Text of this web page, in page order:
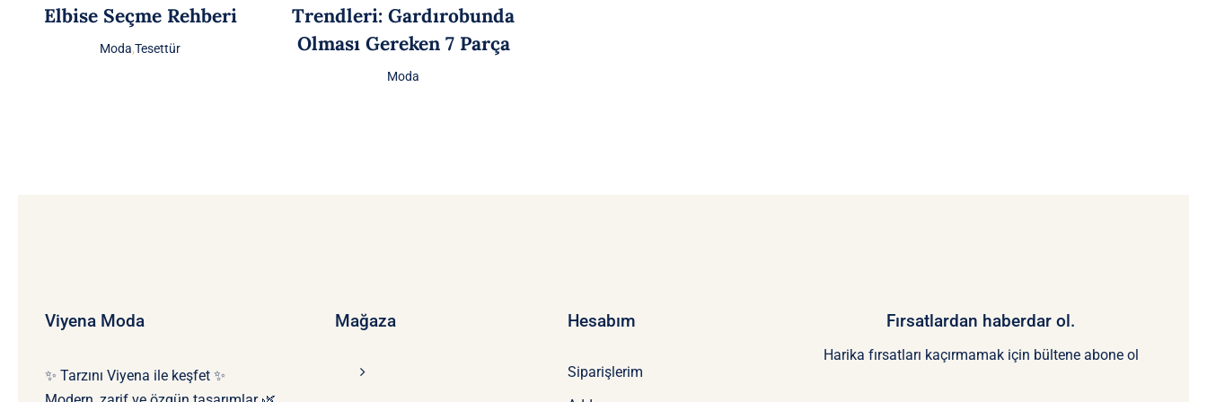
Elbise Seçme Rehberi
Moda,Tesettür
Trendleri: Gardırobunda
Olması Gereken 7 Parça
Moda
Viyena Moda
✨ Tarzını Viyena ile keşfet ✨
Mağaza Hesabım
Siparişlerim
Fırsatlardan haberdar ol.
Harika fırsatları kaçırmamak için bültene abone ol